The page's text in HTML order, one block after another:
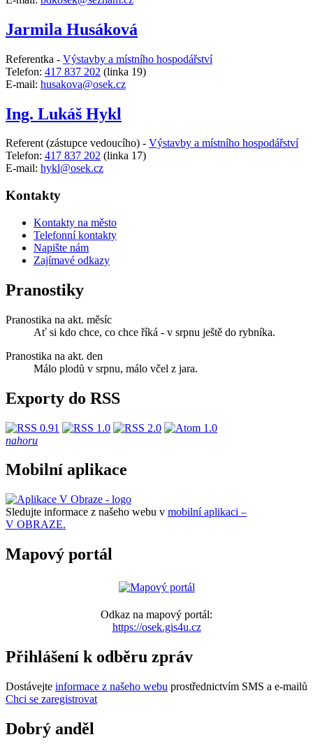
Jarmila Husáková
Referentka - Výstavby a místního hospodářství
Telefon: 417 837 202 (linka 19)
E-mail: husakova@osek.cz
Ing. Lukáš Hykl
Referent (zástupce vedoucího) - Výstavby a místního hospodářství
Telefon: 417 837 202 (linka 17)
E-mail: hykl@osek.cz
Kontakty
Kontakty na město
Telefonní kontakty
Napište nám
Zajímavé odkazy
Pranostiky
Pranostika na akt. měsíc
Ať si kdo chce, co chce říká - v srpnu ještě do rybníka.
Pranostika na akt. den
Málo plodů v srpnu, málo včel z jara.
Exporty do RSS
nahoru
Mobilní aplikace
Sledujte informace z našeho webu v mobilní aplikaci –
V OBRAZE.
Mapový portál
Odkaz na mapový portál:
https://osek.gis4u.cz
Přihlášení k odběru zpráv
Dostávejte informace z našeho webu prostřednictvím SMS a e-mailů
Chci se zaregistrovat
Dobrý anděl